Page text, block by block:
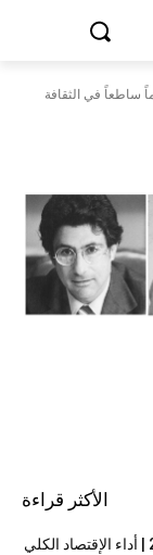
ساطعاً في الثقافة
الأكثر قراءة
إجمالي الناتج المحلي 2025 | أداء الإقتصاد الكلي